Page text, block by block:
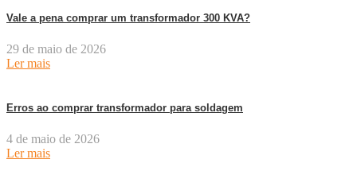
Vale a pena comprar um transformador 300 KVA?
29 de maio de 2026
Ler mais
Erros ao comprar transformador para soldagem
4 de maio de 2026
Ler mais